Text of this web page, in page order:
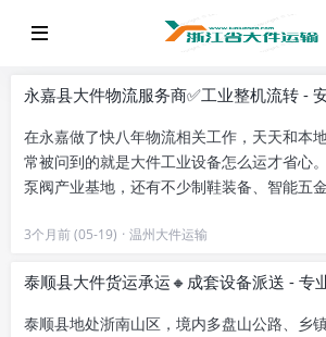
永嘉县大件物流服务商✅工业整机流转 -
在永嘉做了快八年物流相关工作，天天和本
常被问到的就是大件工业设备怎么运才省心
泵阀产业基地，还有不少制鞋装备、智能五
3个月前 (05-19) · 温州大件运输
泰顺县大件货运承运🔸成套设备派送 - 专
泰顺县地处浙南山区，境内多盘山公路、乡